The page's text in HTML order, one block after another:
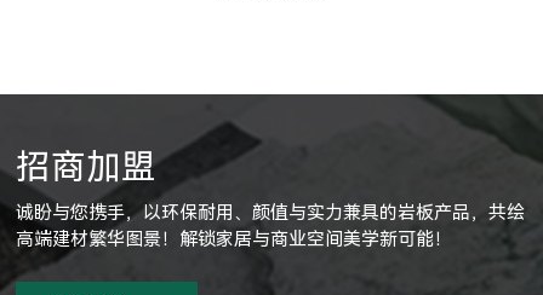
招商加盟
诚盼与您携手，以环保耐用、颜值与实力兼具的岩板产品，共绘
高端建材繁华图景！解锁家居与商业空间美学新可能！